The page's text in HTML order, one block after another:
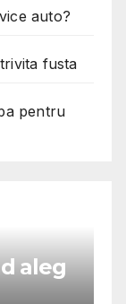
auto?
fusta
pentru
aleg